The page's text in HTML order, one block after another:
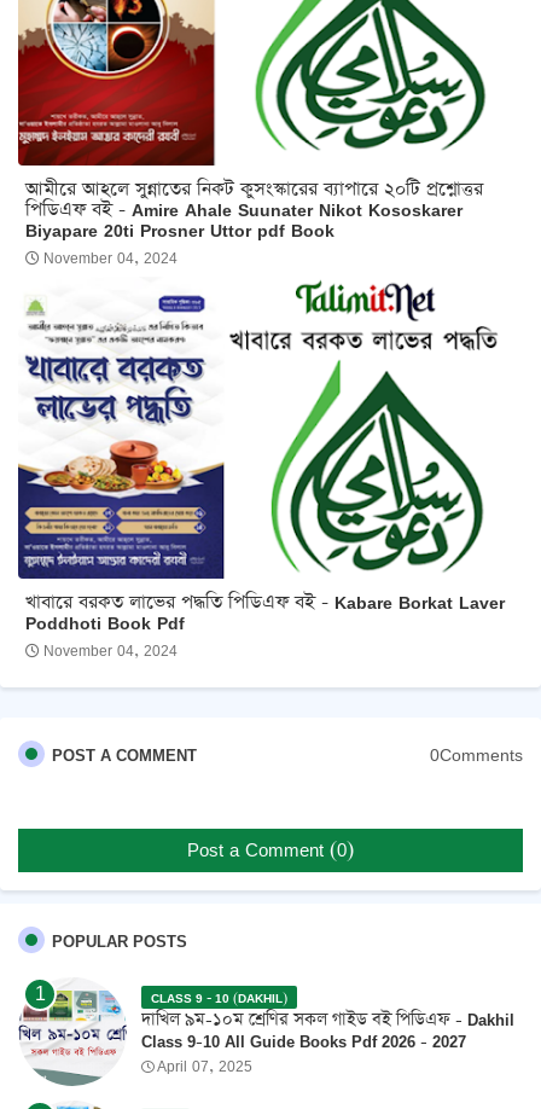
আমীরে আহলে সুন্নাতের নিকট কুসংস্কারের ব্যাপারে ২০টি প্রশ্নোত্তর
পিডিএফ বই - Amire Ahale Suunater Nikot Kososkarer
Biyapare 20ti Prosner Uttor pdf Book
November 04, 2024
খাবারে বরকত লাভের পদ্ধতি পিডিএফ বই - Kabare Borkat Laver
Poddhoti Book Pdf
November 04, 2024
POST A COMMENT 0Comments
Post a Comment (0)
POPULAR POSTS
CLASS 9 - 10 (DAKHIL)
দাখিল ৯ম-১০ম শ্রেণির সকল গাইড বই পিডিএফ - Dakhil
Class 9-10 All Guide Books Pdf 2026 - 2027
April 07, 2025